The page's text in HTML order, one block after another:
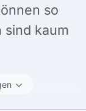
so
kaum